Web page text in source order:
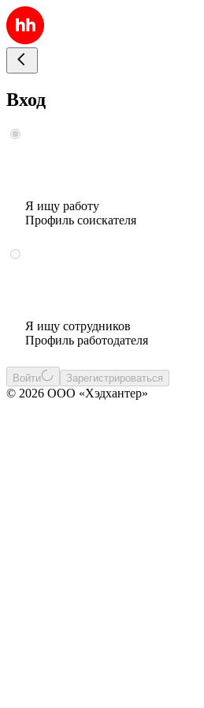
Вход
Я ищу работу
Профиль соискателя
Я ищу сотрудников
Профиль работодателя
Войти Зарегистрироваться
© 2026 ООО «Хэдхантер»